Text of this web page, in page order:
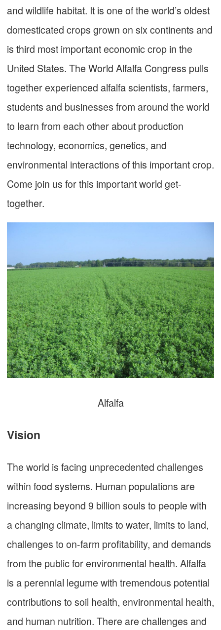
and wildlife habitat. It is one of the world’s oldest
domesticated crops grown on six continents and
is third most important economic crop in the
United States. The World Alfalfa Congress pulls
together experienced alfalfa scientists, farmers,
students and businesses from around the world
to learn from each other about production
technology, economics, genetics, and
environmental interactions of this important crop.
Come join us for this important world get-
together.
Alfalfa
Vision
The world is facing unprecedented challenges
within food systems. Human populations are
increasing beyond 9 billion souls to people with
a changing climate, limits to water, limits to land,
challenges to on-farm profitability, and demands
from the public for environmental health. Alfalfa
is a perennial legume with tremendous potential
contributions to soil health, environmental health,
and human nutrition. There are challenges and